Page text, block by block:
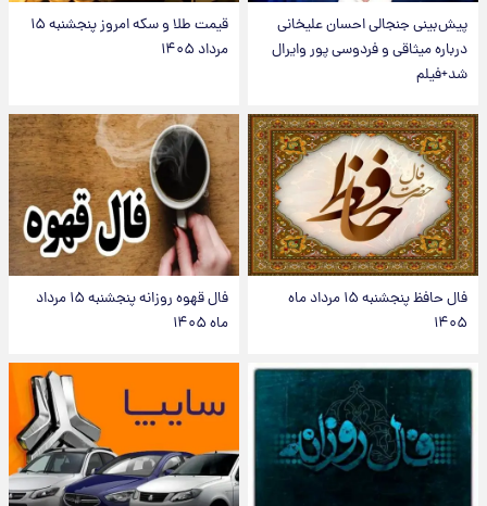
پیش‌بینی جنجالی احسان علیخانی
درباره میثاقی و فردوسی پور وایرال
شد+فیلم
قیمت طلا و سکه امروز پنجشنبه ۱۵
مرداد ۱۴۰۵
فال حافظ پنجشنبه ۱۵ مرداد ماه
۱۴۰۵
فال قهوه روزانه پنجشنبه ۱۵ مرداد
ماه ۱۴۰۵